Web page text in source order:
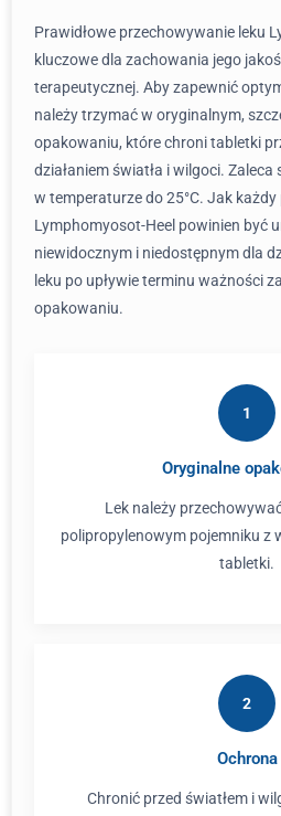
Prawidłowe przechowywanie leku
kluczowe dla zachowania jego
terapeutycznej. Aby zapewnić
należy trzymać w oryginalnym,
opakowaniu, które chroni tabletki
działaniem światła i wilgoci.
w temperaturze do 25°C. Jak
Lymphomyosot-Heel powinien być
niewidocznym i niedostępnym dla
leku po upływie terminu ważności
opakowaniu.
1
Oryginalne
Lek należy
polipropylenowym pojemniku z
tabletki.
2
Ochrona
Chronić przed światłem i